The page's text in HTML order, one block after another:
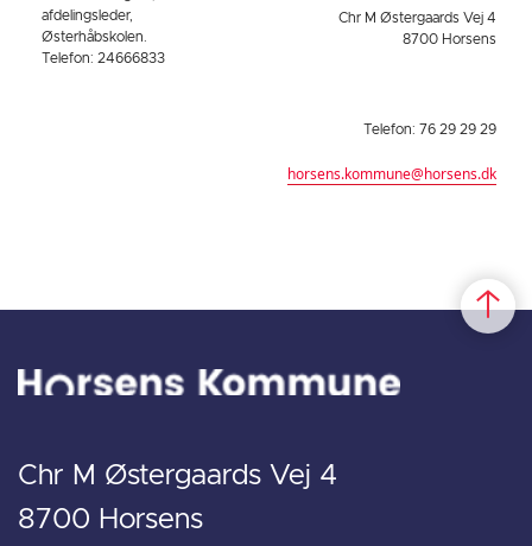
afdelingsleder,
Østerhåbskolen.
Telefon: 24666833
Chr M Østergaards Vej 4
8700 Horsens
Telefon: 76 29 29 29
horsens.kommune@horsens.dk
Chr M Østergaards Vej 4
8700 Horsens